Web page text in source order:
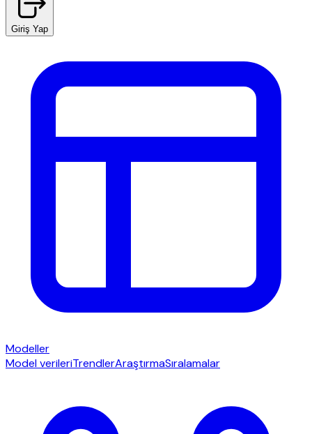
Giriş Yap
Modeller
Model verileriTrendlerAraştırmaSıralamalar